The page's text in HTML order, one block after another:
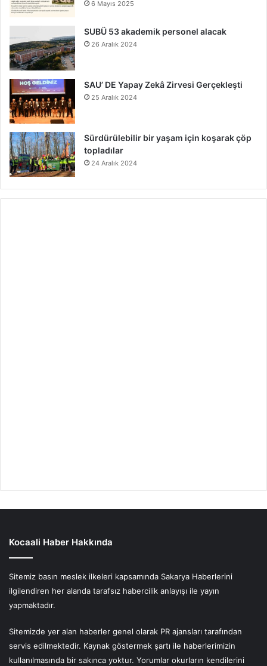
6 Mayıs 2025
SUBÜ 53 akademik personel alacak
26 Aralık 2024
SAU’ DE Yapay Zekâ Zirvesi Gerçekleşti
25 Aralık 2024
Sürdürülebilir bir yaşam için koşarak çöp
topladılar
24 Aralık 2024
Kocaali Haber Hakkında
Sitemiz basın meslek ilkeleri kapsamında Sakarya Haberlerini
ilgilendiren her alanda tarafsız habercilik anlayışı ile yayın
yapmaktadır.
Sitemizde yer alan haberler genel olarak PR ajansları tarafından
servis edilmektedir. Kaynak göstermek şartı ile haberlerimizin
kullanılmasında bir sakınca yoktur. Yorumlar okurların kendilerini